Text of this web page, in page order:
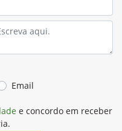
Email
e concordo em receber